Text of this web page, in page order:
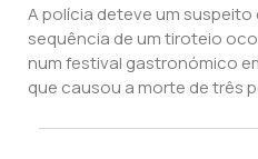
A polícia deteve um
sequência de um tiroteio
num festival gastronómico
que causou a morte de três